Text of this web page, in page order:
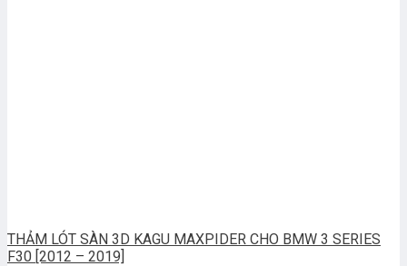
THẢM LÓT SÀN 3D KAGU MAXPIDER CHO BMW 3 SERIES
F30 [2012 – 2019]